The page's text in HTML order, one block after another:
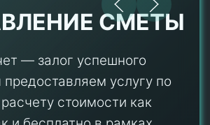
СМЕТЫ
— залог успешного
услугу по
стоимости как